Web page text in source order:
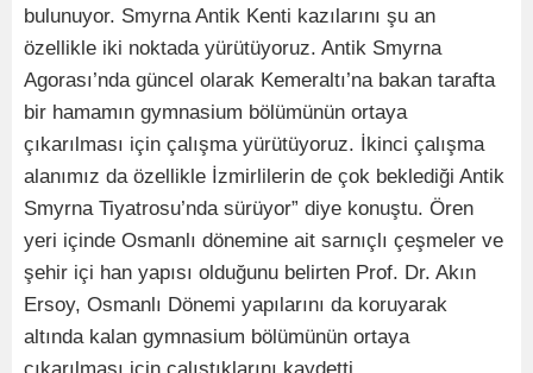
bulunuyor. Smyrna Antik Kenti kazılarını şu an
özellikle iki noktada yürütüyoruz. Antik Smyrna
Agorası’nda güncel olarak Kemeraltı’na bakan tarafta
bir hamamın gymnasium bölümünün ortaya
çıkarılması için çalışma yürütüyoruz. İkinci çalışma
alanımız da özellikle İzmirlilerin de çok beklediği Antik
Smyrna Tiyatrosu’nda sürüyor” diye konuştu. Ören
yeri içinde Osmanlı dönemine ait sarnıçlı çeşmeler ve
şehir içi han yapısı olduğunu belirten Prof. Dr. Akın
Ersoy, Osmanlı Dönemi yapılarını da koruyarak
altında kalan gymnasium bölümünün ortaya